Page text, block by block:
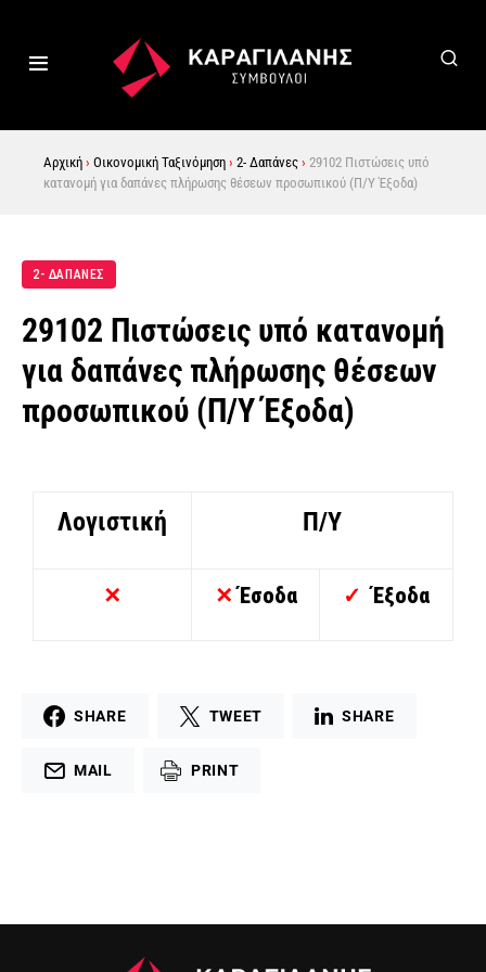
Αρχική › Οικονομική Ταξινόμηση › 2- Δαπάνες › 29102 Πιστώσεις υπό
κατανομή για δαπάνες πλήρωσης θέσεων προσωπικού (Π/Υ Έξοδα)
2- ΔΑΠΆΝΕΣ
29102 Πιστώσεις υπό κατανομή
για δαπάνες πλήρωσης θέσεων
προσωπικού (Π/Υ Έξοδα)
Λογιστική Π/Υ
✕ ✕Έσοδα ✓ Έξοδα
SHARE TWEET SHARE
MAIL PRINT